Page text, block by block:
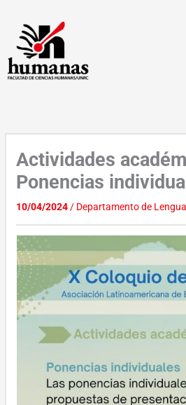
contenido
Actividades
Ponencias
10/04/2024/ Departamento de